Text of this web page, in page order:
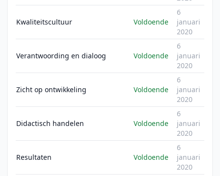
Kwaliteitscultuur Voldoende
6
januari
2020
Verantwoording en dialoog Voldoende
6
januari
2020
Zicht op ontwikkeling Voldoende
6
januari
2020
Didactisch handelen Voldoende
6
januari
2020
Resultaten Voldoende
6
januari
2020